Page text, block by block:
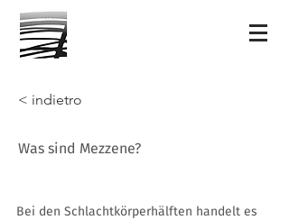
< indietro
Was sind Mezzene?
Bei den Schlachtkörperhälften handelt es